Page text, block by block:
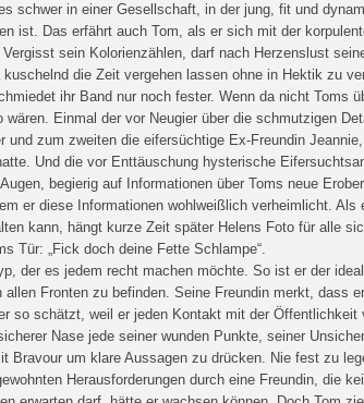
schwer in einer Gesellschaft, in der jung, fit und
ist. Das erfährt auch Tom, als er sich mit der
Vergisst sein Kolorienzählen, darf nach Herzenslust
die Zeit vergehen lassen ohne in Hektik zu
ihr Band nur noch fester. Wenn da nicht Toms
wären. Einmal der vor Neugier über die schmutzigen
und zum zweiten die eifersüchtige Ex-Freundin
Und die vor Enttäuschung hysterische
begierig auf Informationen über Toms neue
er diese Informationen wohlweißlich verheimlicht. Als
kann, hängt kurze Zeit später Helens Foto für alle
Tür: „Fick doch deine Fette Schlampe“.
der es jedem recht machen möchte. So ist er der
allen Fronten zu befinden. Seine Freundin merkt, dass
so schätzt, weil er jeden Kontakt mit der Öffentlichkeit
Nase jede seiner wunden Punkte, seiner
Bravour um klare Aussagen zu drücken. Nie fest zu
Herausforderungen durch eine Freundin, die